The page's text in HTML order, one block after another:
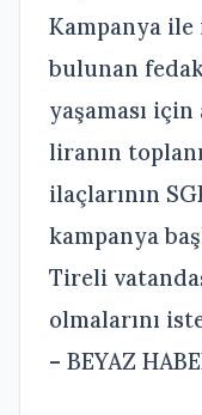
Kampanya
bulunan
yaşaması
liranın
ilaçlarının
kampanya
Tireli
olmalarını
– BEYAZ